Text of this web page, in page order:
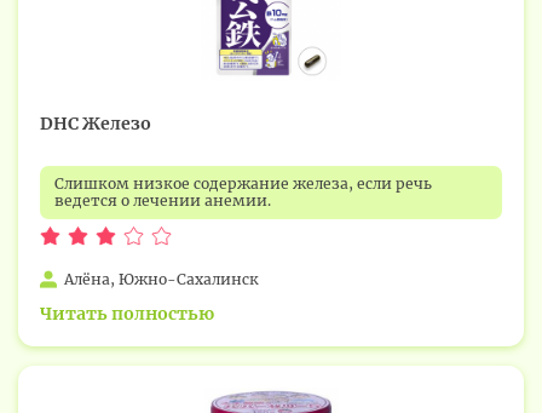
DHC Железо
Слишком низкое содержание железа, если речь
ведется о лечении анемии.
Алёна, Южно-Сахалинск
Читать полностью